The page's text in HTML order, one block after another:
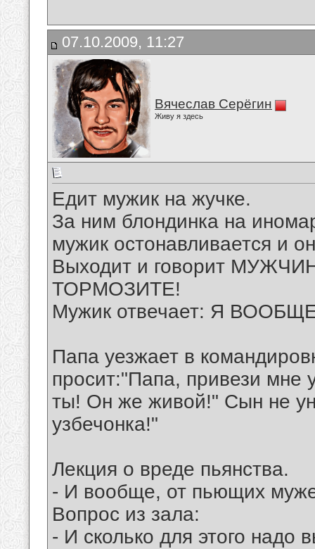
07.10.2009, 11:27
Вячеслав Серёгин
Живу я здесь
Едит мужик на жучке.
За ним блондинка на
мужик остонавливается и
Выходит и говорит
ТОРМОЗИТЕ!
Мужик отвечает: Я
Папа уезжает в
просит:"Папа, привези мне
ты! Он же живой!" Сын не
узбечонка!"
Лекция о вреде пьянства.
- И вообще, от пьющих
Вопрос из зала:
- И сколько для этого надо